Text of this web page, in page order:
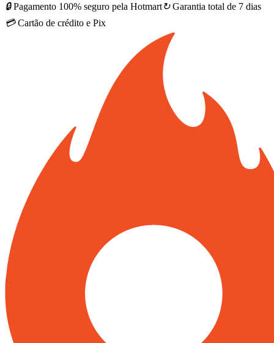
🔒Pagamento 100% seguro pela Hotmart↻Garantia total de 7 dias
💳Cartão de crédito e Pix